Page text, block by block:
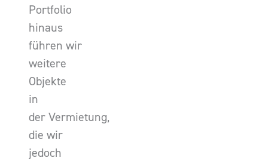
Portfolio
hinaus
führen wir
weitere
Objekte
in
der Vermietung,
die wir
jedoch